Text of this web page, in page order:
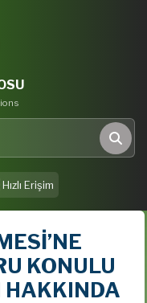
Ara
Hızlı Erişim
KONULU
HAKKINDA